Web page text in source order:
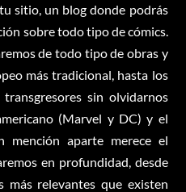
sitio, un blog donde podrás
sobre todo tipo de cómics.
de todo tipo de obras y
más tradicional, hasta los
sin olvidarnos
(Marvel y DC) y el
mención aparte merece el
en profundidad, desde
más relevantes que existen